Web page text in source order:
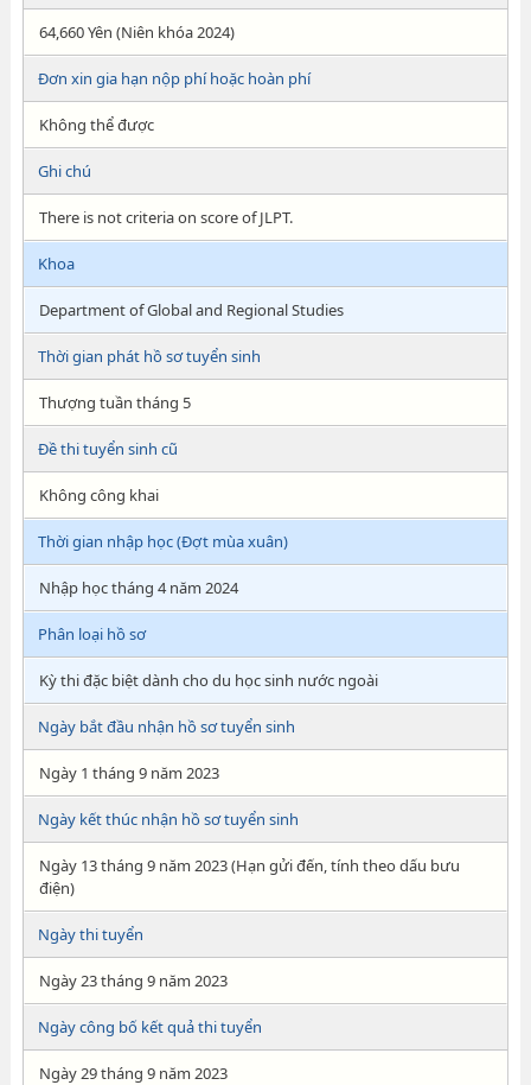
64,660 Yên (Niên khóa 2024)
Đơn xin gia hạn nộp phí hoặc hoàn phí
Không thể được
Ghi chú
There is not criteria on score of JLPT.
Khoa
Department of Global and Regional Studies
Thời gian phát hồ sơ tuyển sinh
Thượng tuần tháng 5
Đề thi tuyển sinh cũ
Không công khai
Thời gian nhập học (Đợt mùa xuân)
Nhập học tháng 4 năm 2024
Phân loại hồ sơ
Kỳ thi đặc biệt dành cho du học sinh nước ngoài
Ngày bắt đầu nhận hồ sơ tuyển sinh
Ngày 1 tháng 9 năm 2023
Ngày kết thúc nhận hồ sơ tuyển sinh
Ngày 13 tháng 9 năm 2023 (Hạn gửi đến, tính theo dấu bưu
điện)
Ngày thi tuyển
Ngày 23 tháng 9 năm 2023
Ngày công bố kết quả thi tuyển
Ngày 29 tháng 9 năm 2023